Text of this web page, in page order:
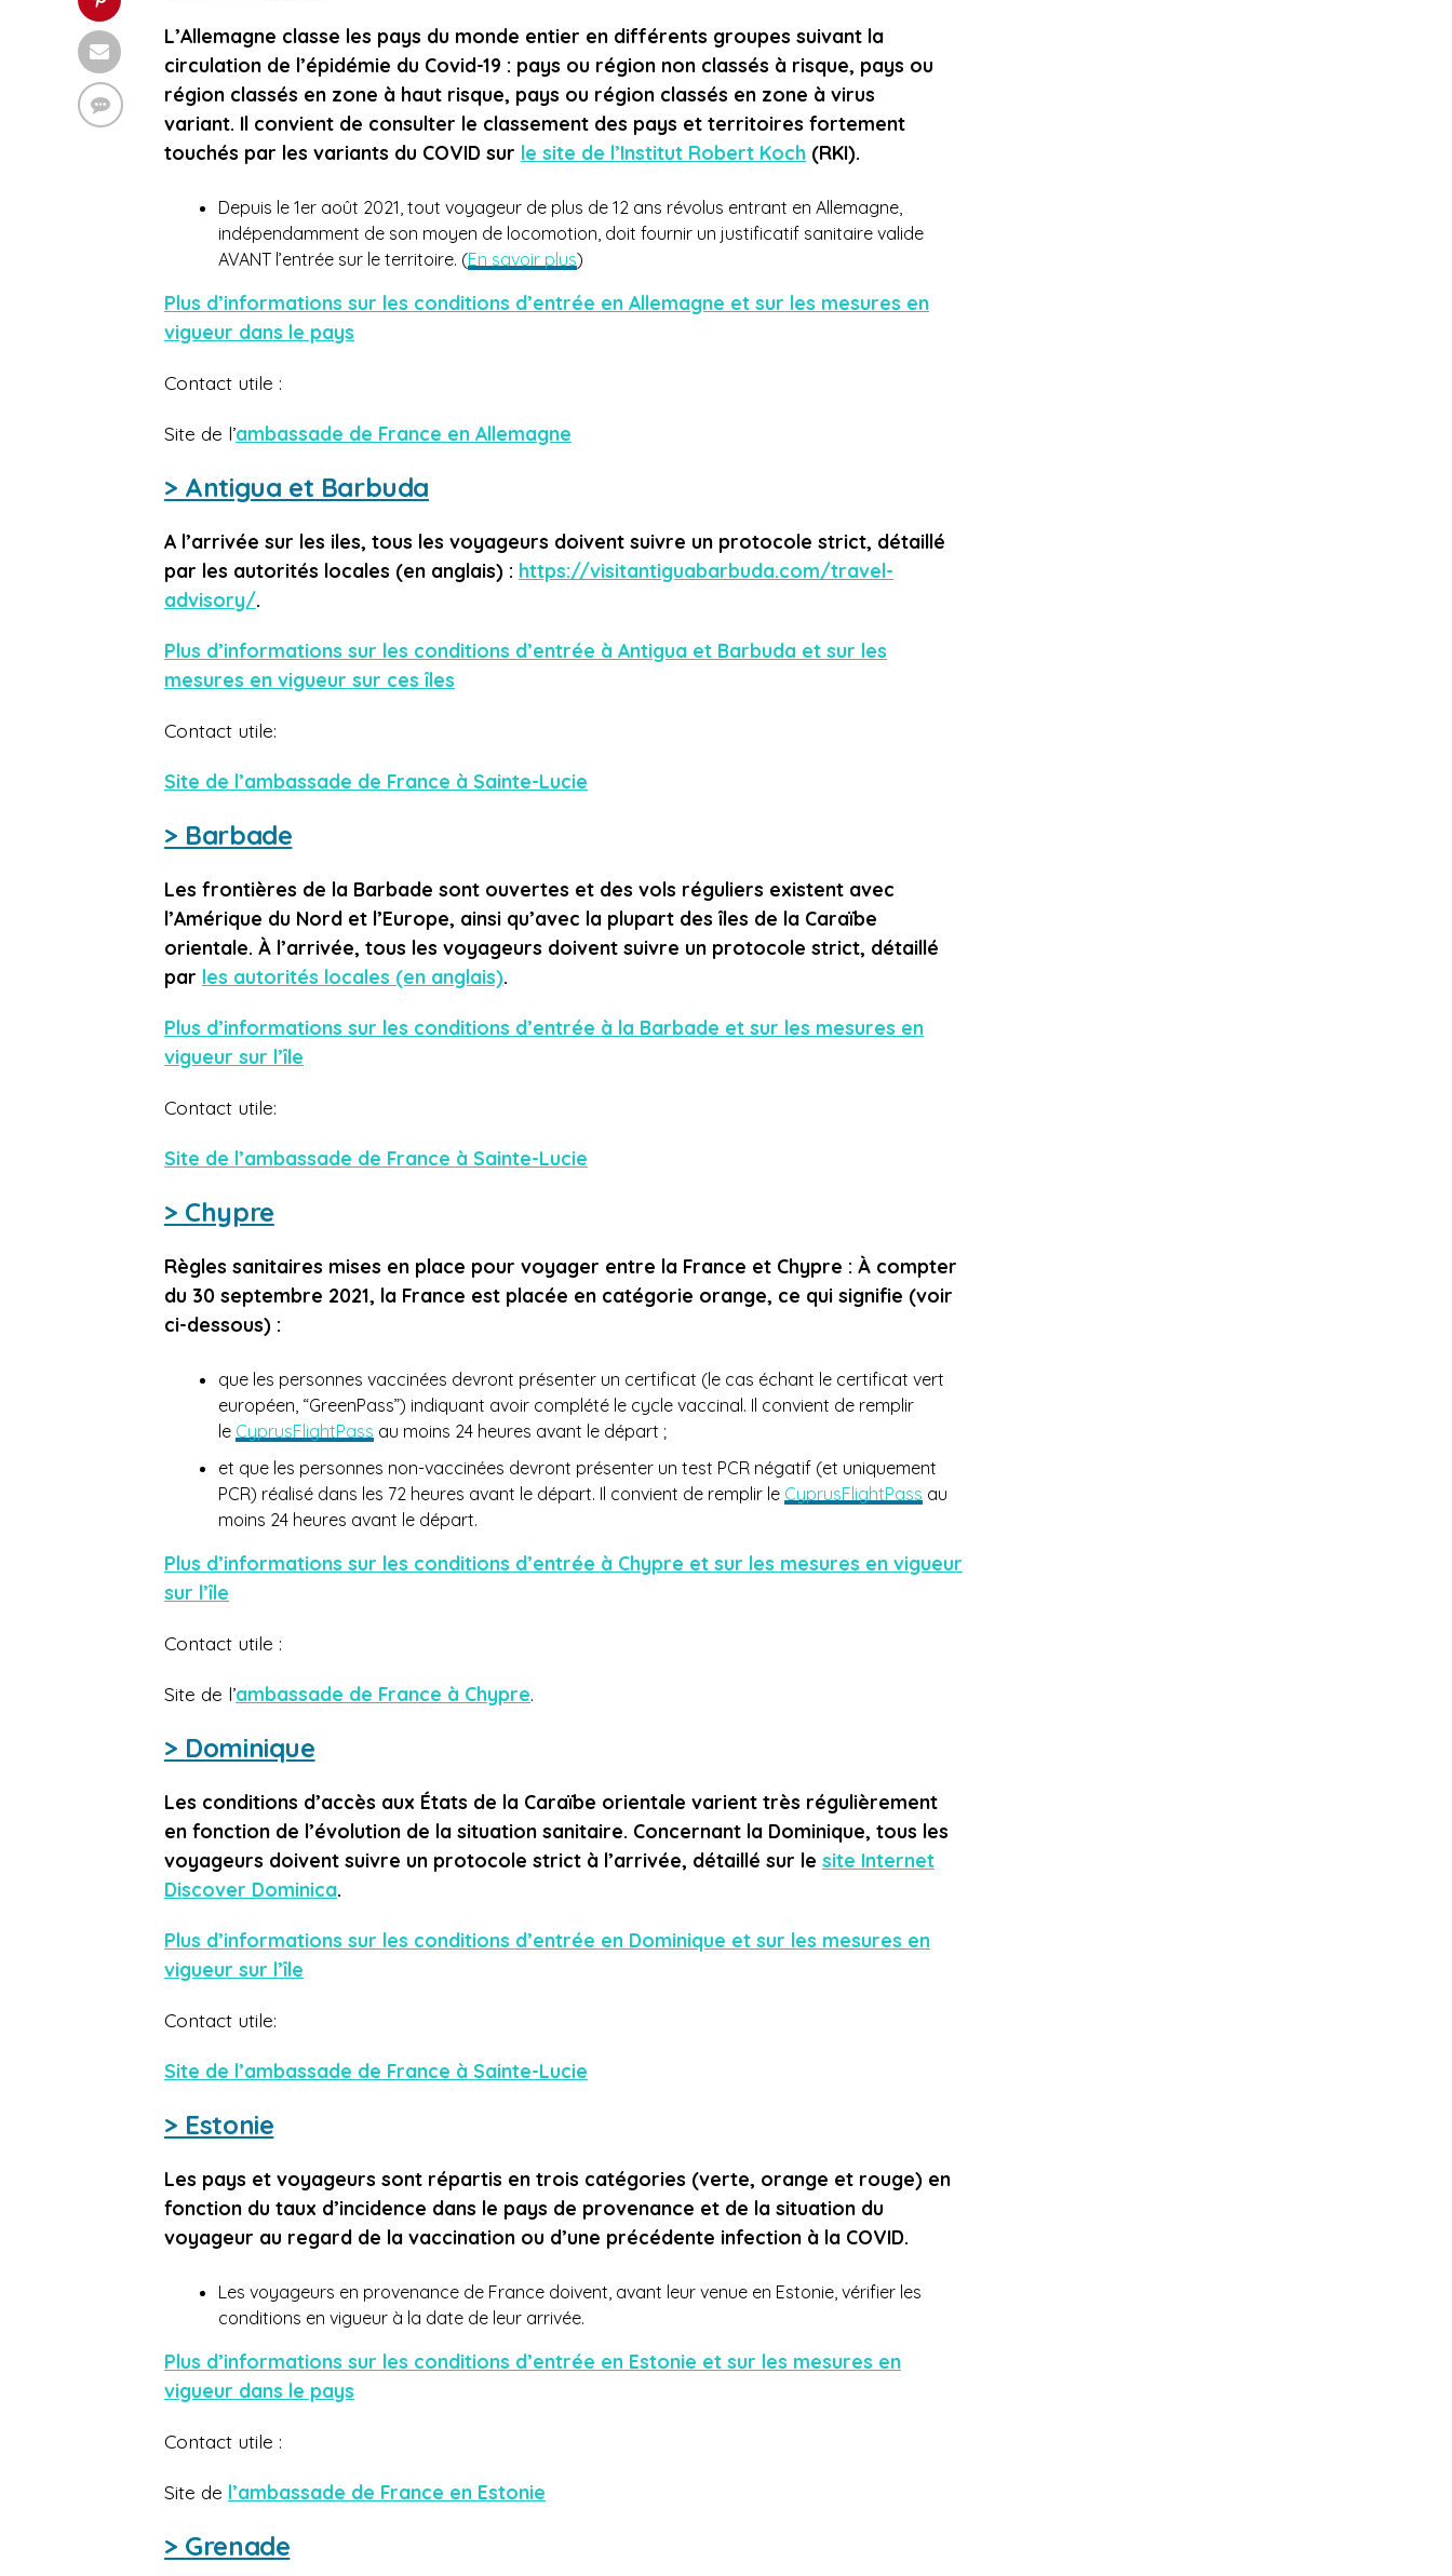
L’Allemagne classe les pays du monde entier en différents groupes suivant la
circulation de l’épidémie du Covid-19 : pays ou région non classés à risque, pays ou
région classés en zone à haut risque, pays ou région classés en zone à virus
variant. Il convient de consulter le classement des pays et territoires fortement
touchés par les variants du COVID sur le site de l’Institut Robert Koch (RKI).
Depuis le 1er août 2021, tout voyageur de plus de 12 ans révolus entrant en Allemagne,
indépendamment de son moyen de locomotion, doit fournir un justificatif sanitaire valide
AVANT l’entrée sur le territoire. (En savoir plus)
Plus d’informations sur les conditions d’entrée en Allemagne et sur les mesures en
vigueur dans le pays
Contact utile :
Site de l’ambassade de France en Allemagne
> Antigua et Barbuda
A l’arrivée sur les iles, tous les voyageurs doivent suivre un protocole strict, détaillé
par les autorités locales (en anglais) : https://visitantiguabarbuda.com/travel-
advisory/.
Plus d’informations sur les conditions d’entrée à Antigua et Barbuda et sur les
mesures en vigueur sur ces îles
Contact utile:
Site de l’ambassade de France à Sainte-Lucie
> Barbade
Les frontières de la Barbade sont ouvertes et des vols réguliers existent avec
l’Amérique du Nord et l’Europe, ainsi qu’avec la plupart des îles de la Caraïbe
orientale. À l’arrivée, tous les voyageurs doivent suivre un protocole strict, détaillé
par les autorités locales (en anglais).
Plus d’informations sur les conditions d’entrée à la Barbade et sur les mesures en
vigueur sur l’île
Contact utile:
Site de l’ambassade de France à Sainte-Lucie
> Chypre
Règles sanitaires mises en place pour voyager entre la France et Chypre : À compter
du 30 septembre 2021, la France est placée en catégorie orange, ce qui signifie (voir
ci-dessous) :
que les personnes vaccinées devront présenter un certificat (le cas échant le certificat vert
européen, “GreenPass”) indiquant avoir complété le cycle vaccinal. Il convient de remplir
le CyprusFlightPass au moins 24 heures avant le départ ;
et que les personnes non-vaccinées devront présenter un test PCR négatif (et uniquement
PCR) réalisé dans les 72 heures avant le départ. Il convient de remplir le CyprusFlightPass au
moins 24 heures avant le départ.
Plus d’informations sur les conditions d’entrée à Chypre et sur les mesures en vigueur
sur l’île
Contact utile :
Site de l’ambassade de France à Chypre.
> Dominique
Les conditions d’accès aux États de la Caraïbe orientale varient très régulièrement
en fonction de l’évolution de la situation sanitaire. Concernant la Dominique, tous les
voyageurs doivent suivre un protocole strict à l’arrivée, détaillé sur le site Internet
Discover Dominica.
Plus d’informations sur les conditions d’entrée en Dominique et sur les mesures en
vigueur sur l’île
Contact utile:
Site de l’ambassade de France à Sainte-Lucie
> Estonie
Les pays et voyageurs sont répartis en trois catégories (verte, orange et rouge) en
fonction du taux d’incidence dans le pays de provenance et de la situation du
voyageur au regard de la vaccination ou d’une précédente infection à la COVID.
Les voyageurs en provenance de France doivent, avant leur venue en Estonie, vérifier les
conditions en vigueur à la date de leur arrivée.
Plus d’informations sur les conditions d’entrée en Estonie et sur les mesures en
vigueur dans le pays
Contact utile :
Site de l’ambassade de France en Estonie
> Grenade